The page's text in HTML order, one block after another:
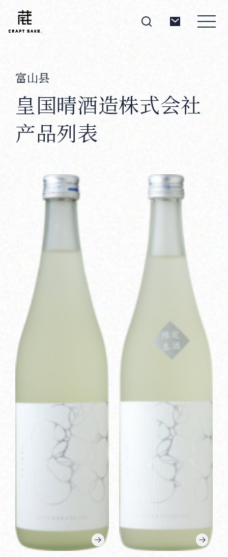
Products
CH
Follow Us
富山县
皇国晴酒造株式会社
产品列表